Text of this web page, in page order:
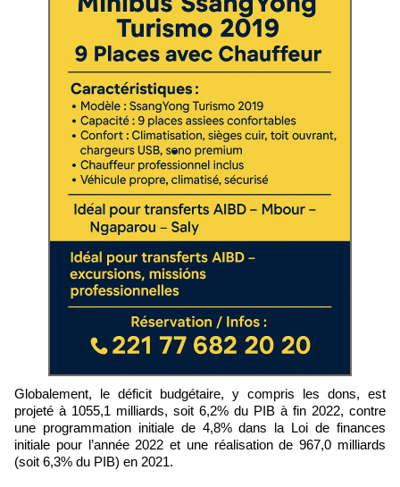
Globalement, le déficit budgétaire, y compris les dons, est
projeté à 1055,1 milliards, soit 6,2% du PIB à fin 2022, contre
une programmation initiale de 4,8% dans la Loi de finances
initiale pour l’année 2022 et une réalisation de 967,0 milliards
(soit 6,3% du PIB) en 2021.